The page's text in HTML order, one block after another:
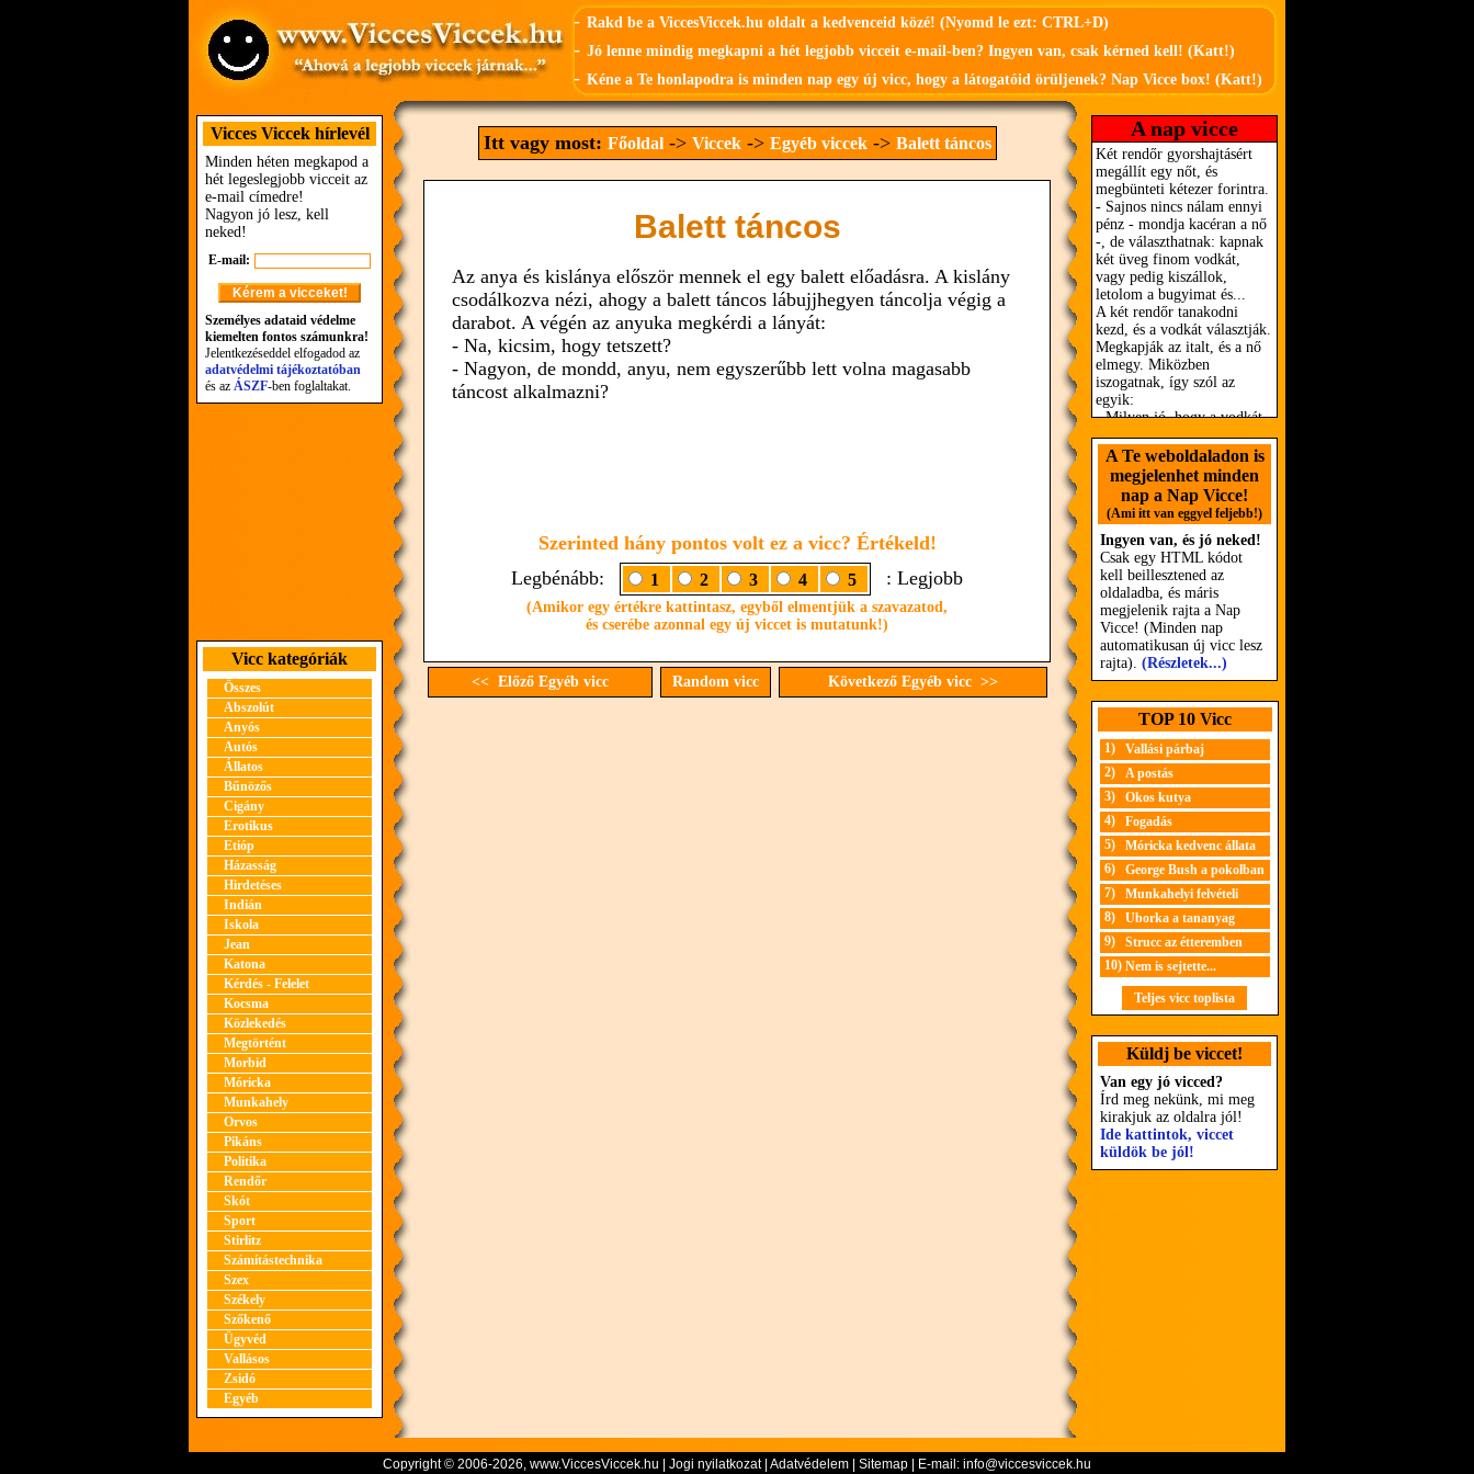
- Rakd be a ViccesViccek.hu oldalt a kedvenceid közé! (Nyomd le ezt: CTRL+D)
- Jó lenne mindig megkapni a hét legjobb vicceit e-mail-ben? Ingyen van, csak kérned kell! (Katt!)
- Kéne a Te honlapodra is minden nap egy új vicc, hogy a látogatóid örüljenek? Nap Vicce box! (Katt!)
Vicces Viccek hírlevél
Minden héten megkapod a
hét legeslegjobb vicceit az
e-mail címedre!
Nagyon jó lesz, kell
neked!
E-mail:
Személyes adataid védelme
kiemelten fontos számunkra!
Jelentkezéseddel elfogadod az
adatvédelmi tájékoztatóban
és az ÁSZF-ben foglaltakat.
Vicc kategóriák
Összes
Abszolút
Anyós
Autós
Állatos
Bűnözős
Cigány
Erotikus
Etióp
Házasság
Hirdetéses
Indián
Iskola
Jean
Katona
Kérdés - Felelet
Kocsma
Közlekedés
Megtörtént
Morbid
Móricka
Munkahely
Orvos
Pikáns
Politika
Rendőr
Skót
Sport
Stirlitz
Számítástechnika
Szex
Székely
Szőkenő
Ügyvéd
Vallásos
Zsidó
Egyéb
Itt vagy most: Főoldal-> Viccek-> Egyéb viccek-> Balett táncos
Balett táncos
Az anya és kislánya először mennek el egy balett előadásra. A kislány
csodálkozva nézi, ahogy a balett táncos lábujjhegyen táncolja végig a
darabot. A végén az anyuka megkérdi a lányát:
- Na, kicsim, hogy tetszett?
- Nagyon, de mondd, anyu, nem egyszerűbb lett volna magasabb
táncost alkalmazni?
Szerinted hány pontos volt ez a vicc? Értékeld!
Legbénább:
1 2 3 4 5 : Legjobb
(Amikor egy értékre kattintasz, egyből elmentjük a szavazatod,
és cserébe azonnal egy új viccet is mutatunk!)
<< Előző Egyéb vicc Random vicc Következő Egyéb vicc >>
A nap vicce
A Te weboldaladon is
megjelenhet minden
nap a Nap Vicce!
(Ami itt van eggyel feljebb!)
Ingyen van, és jó neked!
Csak egy HTML kódot
kell beillesztened az
oldaladba, és máris
megjelenik rajta a Nap
Vicce! (Minden nap
automatikusan új vicc lesz
rajta). (Részletek...)
TOP 10 Vicc
1)
Vallási párbaj
2)
A postás
3)
Okos kutya
4)
Fogadás
5)
Móricka kedvenc állata
6)
George Bush a pokolban
7)
Munkahelyi felvételi
8)
Uborka a tananyag
9)
Strucc az étteremben
10) Nem is sejtette...
Teljes vicc toplista
Küldj be viccet!
Van egy jó vicced?
Írd meg nekünk, mi meg
kirakjuk az oldalra jól!
Ide kattintok, viccet
küldök be jól!
Copyright © 2006-2026, www.ViccesViccek.hu | Jogi nyilatkozat| Adatvédelem Sitemap | E-mail: info@viccesviccek.hu